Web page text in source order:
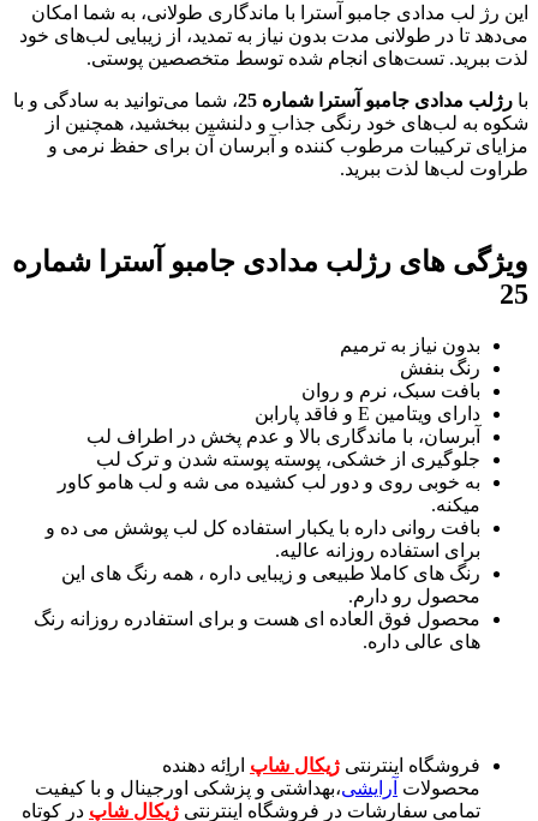
این رژ لب مدادی جامبو آسترا با ماندگاری طولانی، به شما امکان
می‌دهد تا در طولانی مدت بدون نیاز به تمدید، از زیبایی لب‌های خود
لذت ببرید. تست‌های انجام شده توسط متخصصین پوستی.
با رژلب مدادی جامبو آسترا شماره 25
، شما می‌توانید به سادگی و با
شکوه به لب‌های خود رنگی جذاب و دلنشین ببخشید، همچنین از
مزایای ترکیبات مرطوب کننده و آبرسان آن برای حفظ نرمی و
طراوت لب‌ها لذت ببرید.
ویژگی های رژلب مدادی جامبو آسترا شماره
25
بدون نیاز به ترمیم
رنگ بنفش
بافت سبک، نرم و روان
دارای ویتامین E و فاقد پارابن
آبرسان، با ماندگاری بالا و عدم پخش در اطراف لب
جلوگیری از خشکی، پوسته پوسته شدن و ترک لب
به خوبی روی و دور لب کشیده می شه و لب هامو کاور
میکنه.
بافت روانی داره با یکبار استفاده کل لب پوشش می ده و
برای استفاده روزانه عالیه.
رنگ های کاملا طبیعی و زیبایی داره ، همه رنگ های این
محصول رو دارم.
محصول فوق العاده ای هست و برای استفادره روزانه رنگ
های عالی داره.
فروشگاه اینترنتی ژیکال شاپ اراِئه دهنده
محصولات آرایشی،بهداشتی و پزشکی اورجینال و با کیفیت
تمامی سفارشات در فروشگاه اینترنتی ژیکال شاپ در کوتاه